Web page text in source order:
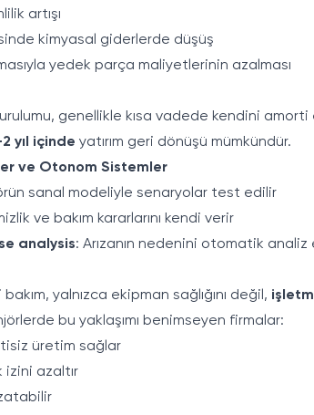
artışı
kimyasal giderlerde düşüş
yedek parça maliyetlerinin azalması
genellikle kısa vadede kendini
yıl içinde yatırım geri dönüşü mümkündür.
ve Otonom Sistemler
sanal modeliyle senaryolar test edilir
ve bakım kararlarını kendi verir
analysis: Arızanın nedenini otomatik analiz
yalnızca ekipman sağlığını değil,
bu yaklaşımı benimseyen firmalar:
üretim sağlar
izini azaltır